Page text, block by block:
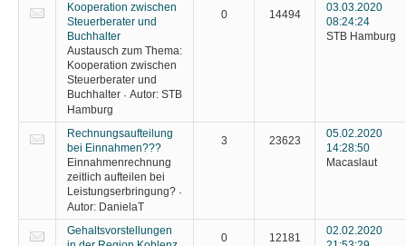
Kooperation zwischen
Steuerberater und
Buchhalter
Austausch zum Thema:
Kooperation zwischen
Steuerberater und
Buchhalter · Autor: STB
Hamburg
0 14494
03.03.2020
08:24:24
STB Hamburg
Rechnungsaufteilung
bei Einnahmen???
Einnahmenrechnung
zeitlich aufteilen bei
Leistungserbringung? ·
Autor: DanielaT
3 23623
05.02.2020
14:28:50
Macaslaut
Gehaltsvorstellungen
0 12181
02.02.2020